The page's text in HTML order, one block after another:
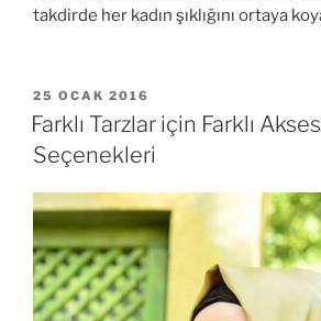
takdirde her kadın şıklığını ortaya
YAYIM
TARIHI
25 OCAK 2016
Farklı Tarzlar için Farklı
Seçenekleri